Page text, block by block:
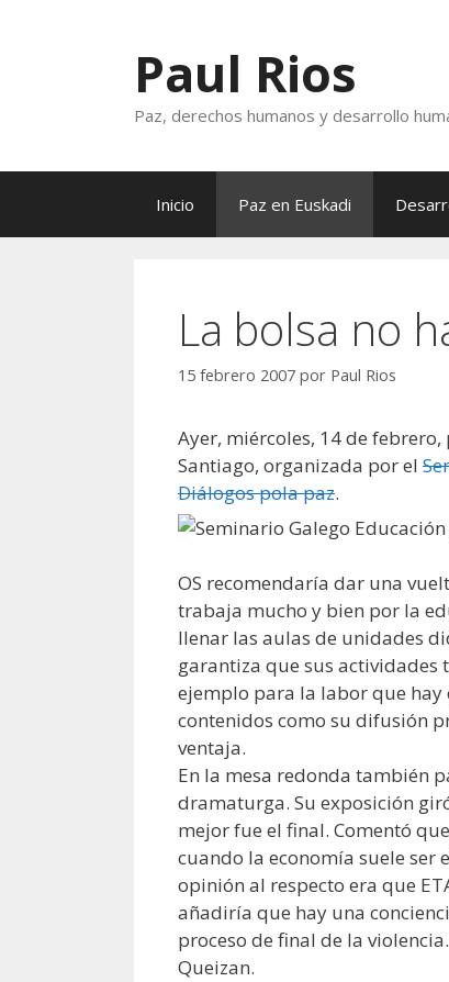
Paul Rios
Paz, derechos humanos y desarrollo
Inicio Paz en Euskadi
La bolsa no
15 febrero 2007 por Paul Rios
Ayer, miércoles, 14 de
Santiago, organizada por el
Diálogos pola paz.
OS recomendaría dar una
trabaja mucho y bien por la
llenar las aulas de unidades
garantiza que sus actividades
ejemplo para la labor que
contenidos como su difusión
ventaja.
En la mesa redonda también
dramaturga. Su exposición
mejor fue el final. Comentó
cuando la economía suele ser
opinión al respecto era que
añadiría que hay una
proceso de final de la
Queizan.